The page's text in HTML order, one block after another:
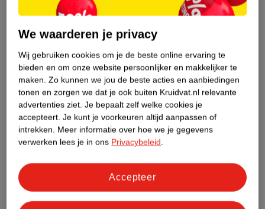
Productinformatie
Nature Impact Score
Dit product heeft (nog) geen Nature
Impact Score.
Meer informatie
Bestel & Bezorginformatie
We waarderen je privacy
Wij gebruiken cookies om je de beste online ervaring te
bieden en om onze website persoonlijker en makkelijker te
maken. Zo kunnen we jou de beste acties en aanbiedingen
tonen en zorgen we dat je ook buiten Kruidvat.nl relevante
advertenties ziet. Je bepaalt zelf welke cookies je
accepteert. Je kunt je voorkeuren altijd aanpassen of
intrekken. Meer informatie over hoe we je gegevens
verwerken lees je in ons Privacybeleid.
Accepteer